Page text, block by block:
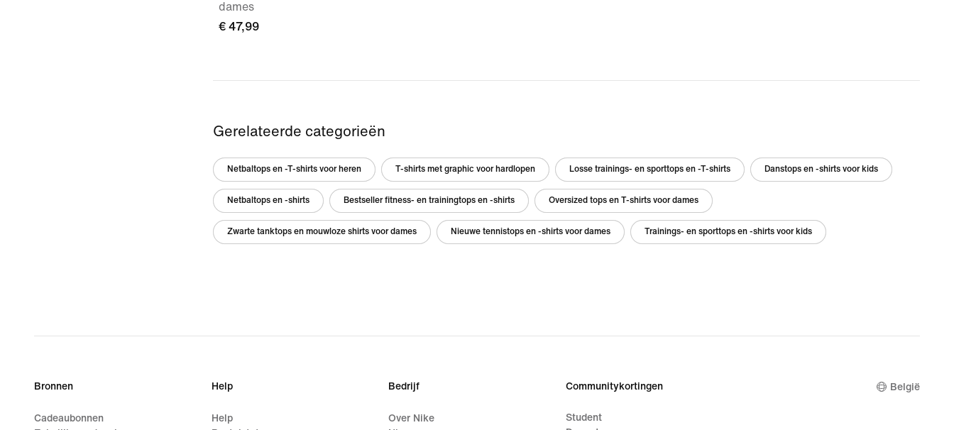
dames
€ 47,99
Gerelateerde categorieën
Netbaltops en -T-shirts voor heren T-shirts met graphic voor hardlopen Losse trainings- en sporttops en -T-shirts Danstops en -shirts voor kids
Netbaltops en -shirts Bestseller fitness- en trainingtops en -shirts Oversized tops en T-shirts voor dames
Zwarte tanktops en mouwloze shirts voor dames Nieuwe tennistops en -shirts voor dames Trainings- en sporttops en -shirts voor kids
Bronnen
Cadeaubonnen
Help
Help
Bedrijf
Over Nike
Communitykortingen
Student
België